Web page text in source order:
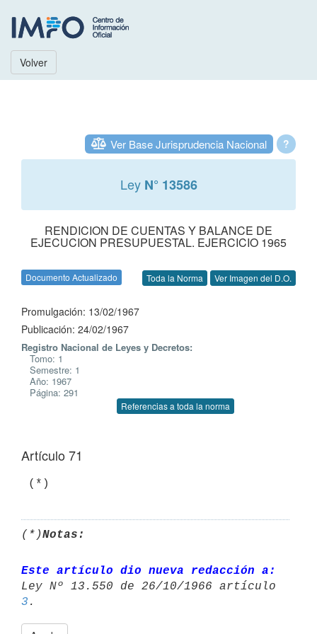
Volver
?
Ver Base Jurisprudencia Nacional
Ley N° 13586
RENDICION DE CUENTAS Y BALANCE DE
EJECUCION PRESUPUESTAL. EJERCICIO 1965
Documento Actualizado Toda la Norma Ver Imagen del D.O.
Promulgación: 13/02/1967
Publicación: 24/02/1967
Registro Nacional de Leyes y Decretos:
Tomo: 1
Semestre: 1
Año: 1967
Página: 291
Referencias a toda la norma
Artículo 71
(*)
(*)Notas:
Este artículo dio nueva redacción a:
3